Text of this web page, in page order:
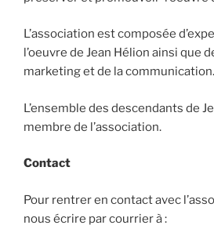
L’association est composée
l’oeuvre de Jean Hélion ainsi que
marketing et de la communication.
L’ensemble des descendants de
membre de l’association.
Contact
Pour rentrer en contact avec
nous écrire par courrier à :